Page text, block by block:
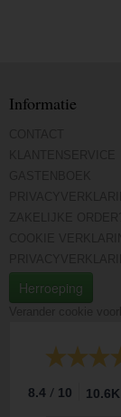
Informatie
Herroeping
8.4 / 10